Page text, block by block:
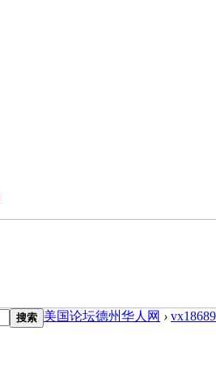
搜索 美国论坛德州华人网 ›